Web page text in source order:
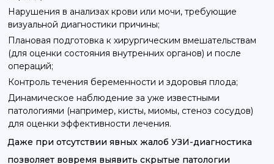
Нарушения в анализах крови или мочи, требующие
визуальной диагностики причины;
Плановая подготовка к хирургическим вмешательствам
(для оценки состояния внутренних органов) и после
операций;
Контроль течения беременности и здоровья плода;
Динамическое наблюдение за уже известными
патологиями (например, кисты, миомы, стеноз сосудов)
для оценки эффективности лечения.
Даже при отсутствии явных жалоб УЗИ-диагностика
позволяет вовремя выявить скрытые патологии